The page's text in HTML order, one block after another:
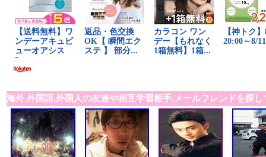
海外,外国語,外国人の友達や相互学習相手,メールフレンドを探し